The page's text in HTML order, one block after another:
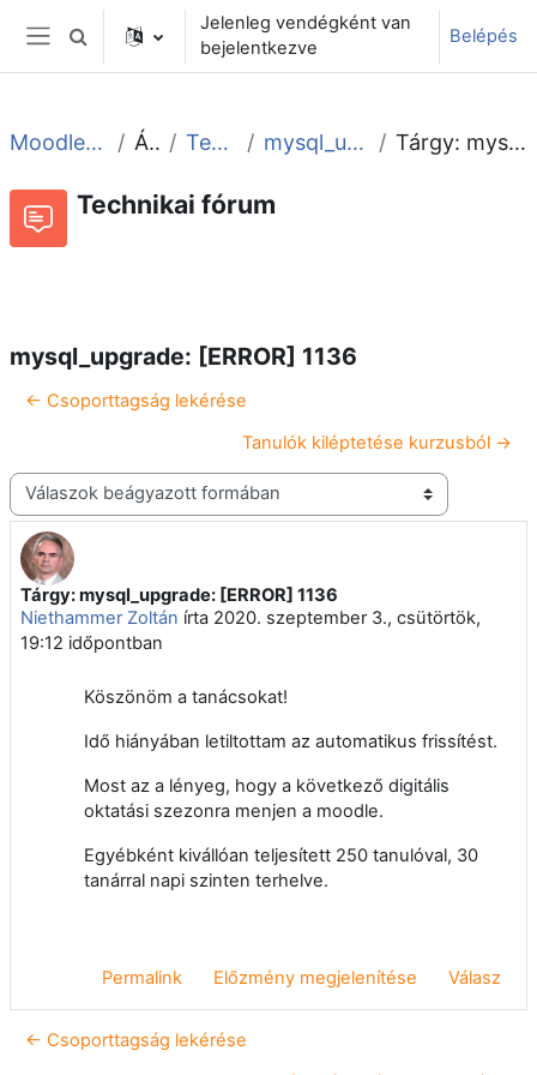
Tovább a fő tartalomhoz
Oldalpanel
Keresési bemeneti adatok váltása
Jelenleg vendégként van
bejelentkezve
Belépés
Moodle tudástár és fórum Általános Technikai fórum mysql_upgrade: [ERROR] 1136 Tárgy: mysql_upgrade: [ERROR] 1136
Technikai fórum
mysql_upgrade: [ERROR] 1136
← Csoporttagság lekérése
Tanulók kiléptetése kurzusból →
Megjelenítési mód
Tárgy: mysql_upgrade: [ERROR] 1136
Niethammer Zoltán írta 2020. szeptember 3., csütörtök,
19:12 időpontban
Válaszok szám: 0
Köszönöm a tanácsokat!
Idő hiányában letiltottam az automatikus frissítést.
Most az a lényeg, hogy a következő digitális
oktatási szezonra menjen a moodle.
Egyébként kivállóan teljesített 250 tanulóval, 30
tanárral napi szinten terhelve.
Permalink Előzmény megjelenítése Válasz
← Csoporttagság lekérése